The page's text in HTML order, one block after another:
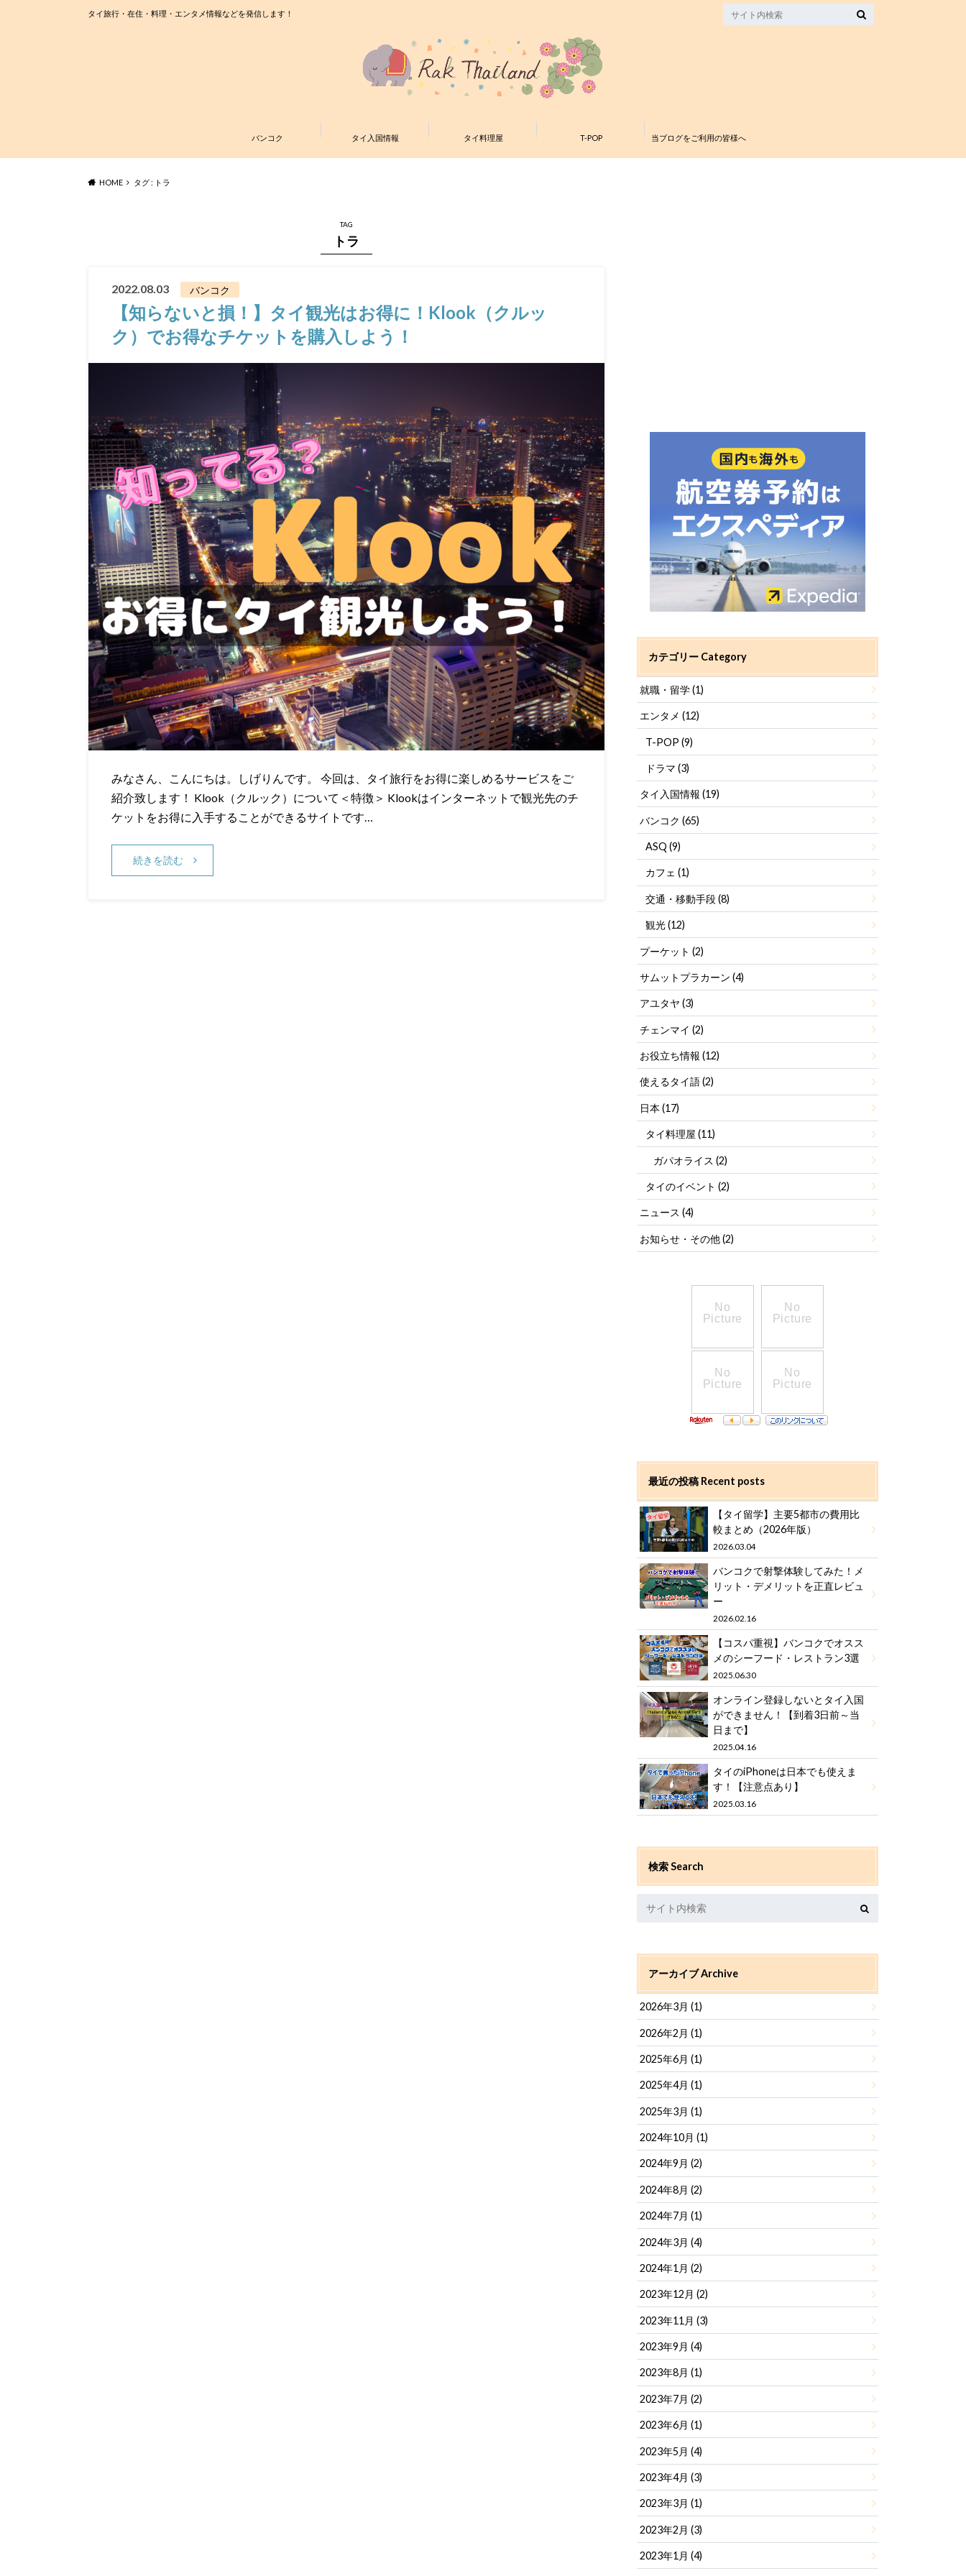
タイ旅行・在住・料理・エンタメ情報などを発信します！
バンコク タイ入国情報 タイ料理屋 T-POP 当ブログをご利用の皆様へ
HOME タグ : トラ
TAG
トラ
2022.08.03 バンコク
【知らないと損！】タイ観光はお得に！Klook（クルッ
ク）でお得なチケットを購入しよう！
みなさん、こんにちは。しげりんです。 今回は、タイ旅行をお得に楽しめるサービスをご
紹介致します！ Klook（クルック）について＜特徴＞ Klookはインターネットで観光先のチ
ケットをお得に入手することができるサイトです…
続きを読む
カテゴリー Category
就職・留学(1)
エンタメ(12)
T-POP (9)
ドラマ (3)
タイ入国情報(19)
バンコク(65)
ASQ (9)
カフェ (1)
交通・移動手段(8)
観光(12)
プーケット(2)
サムットプラカーン(4)
アユタヤ(3)
チェンマイ(2)
お役立ち情報(12)
使えるタイ語(2)
日本(17)
タイ料理屋 (11)
ガパオライス(2)
タイのイベント (2)
ニュース(4)
お知らせ・その他(2)
最近の投稿 Recent posts
【タイ留学】主要5都市の費用比
較まとめ（2026年版）
2026.03.04
バンコクで射撃体験してみた！メ
リット・デメリットを正直レビュ
ー
2026.02.16
【コスパ重視】バンコクでオスス
メのシーフード・レストラン3選
2025.06.30
オンライン登録しないとタイ入国
ができません！【到着3日前～当
日まで】
2025.04.16
タイのiPhoneは日本でも使えま
す！【注意点あり】
2025.03.16
検索 Search
アーカイブ Archive
2026年3月 (1)
2026年2月 (1)
2025年6月 (1)
2025年4月 (1)
2025年3月 (1)
2024年10月 (1)
2024年9月 (2)
2024年8月 (2)
2024年7月 (1)
2024年3月 (4)
2024年1月 (2)
2023年12月 (2)
2023年11月 (3)
2023年9月 (4)
2023年8月 (1)
2023年7月 (2)
2023年6月 (1)
2023年5月 (4)
2023年4月 (3)
2023年3月 (1)
2023年2月 (3)
2023年1月 (4)